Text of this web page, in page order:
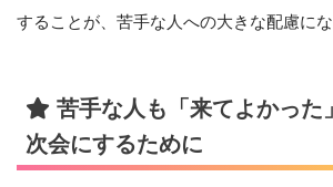
することが、苦手な人への大きな配慮にな
苦手な人も「来てよかった
次会にするために